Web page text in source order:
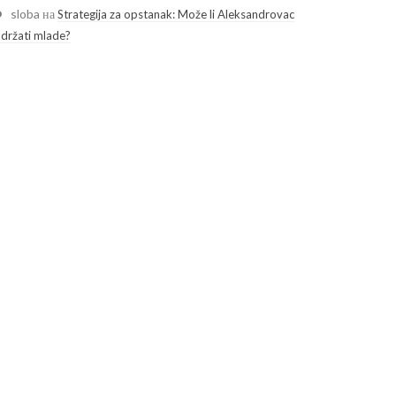
sloba наStrategija za opstanak: Može li Aleksandrovac
mlade?